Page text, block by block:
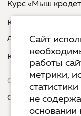
Курс «Мыш
Курс «Русская
двоеточия»
Курс «Я пишу -
Сервисы
Организовать
Сайт
работы
метрики,
не